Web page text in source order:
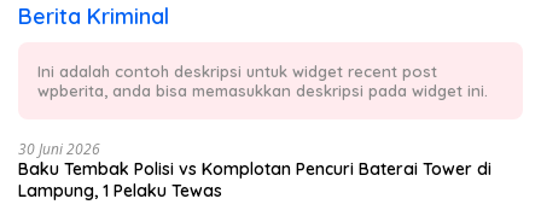
Berita Kriminal
Ini adalah contoh deskripsi untuk widget recent post
wpberita, anda bisa memasukkan deskripsi pada widget ini.
30 Juni 2026
Baku Tembak Polisi vs Komplotan Pencuri Baterai Tower di
Lampung, 1 Pelaku Tewas